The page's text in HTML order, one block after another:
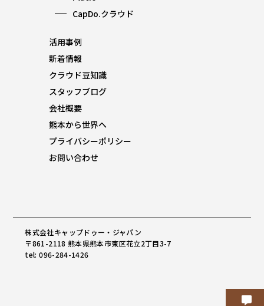
CapDo.クラウド
活用事例
新着情報
クラウド豆知識
スタッフブログ
会社概要
熊本から世界へ
プライバシーポリシー
お問い合わせ
株式会社キャップドゥー・ジャパン
〒861-2118 熊本県熊本市東区花立2丁目3-7
tel: 096-284-1426